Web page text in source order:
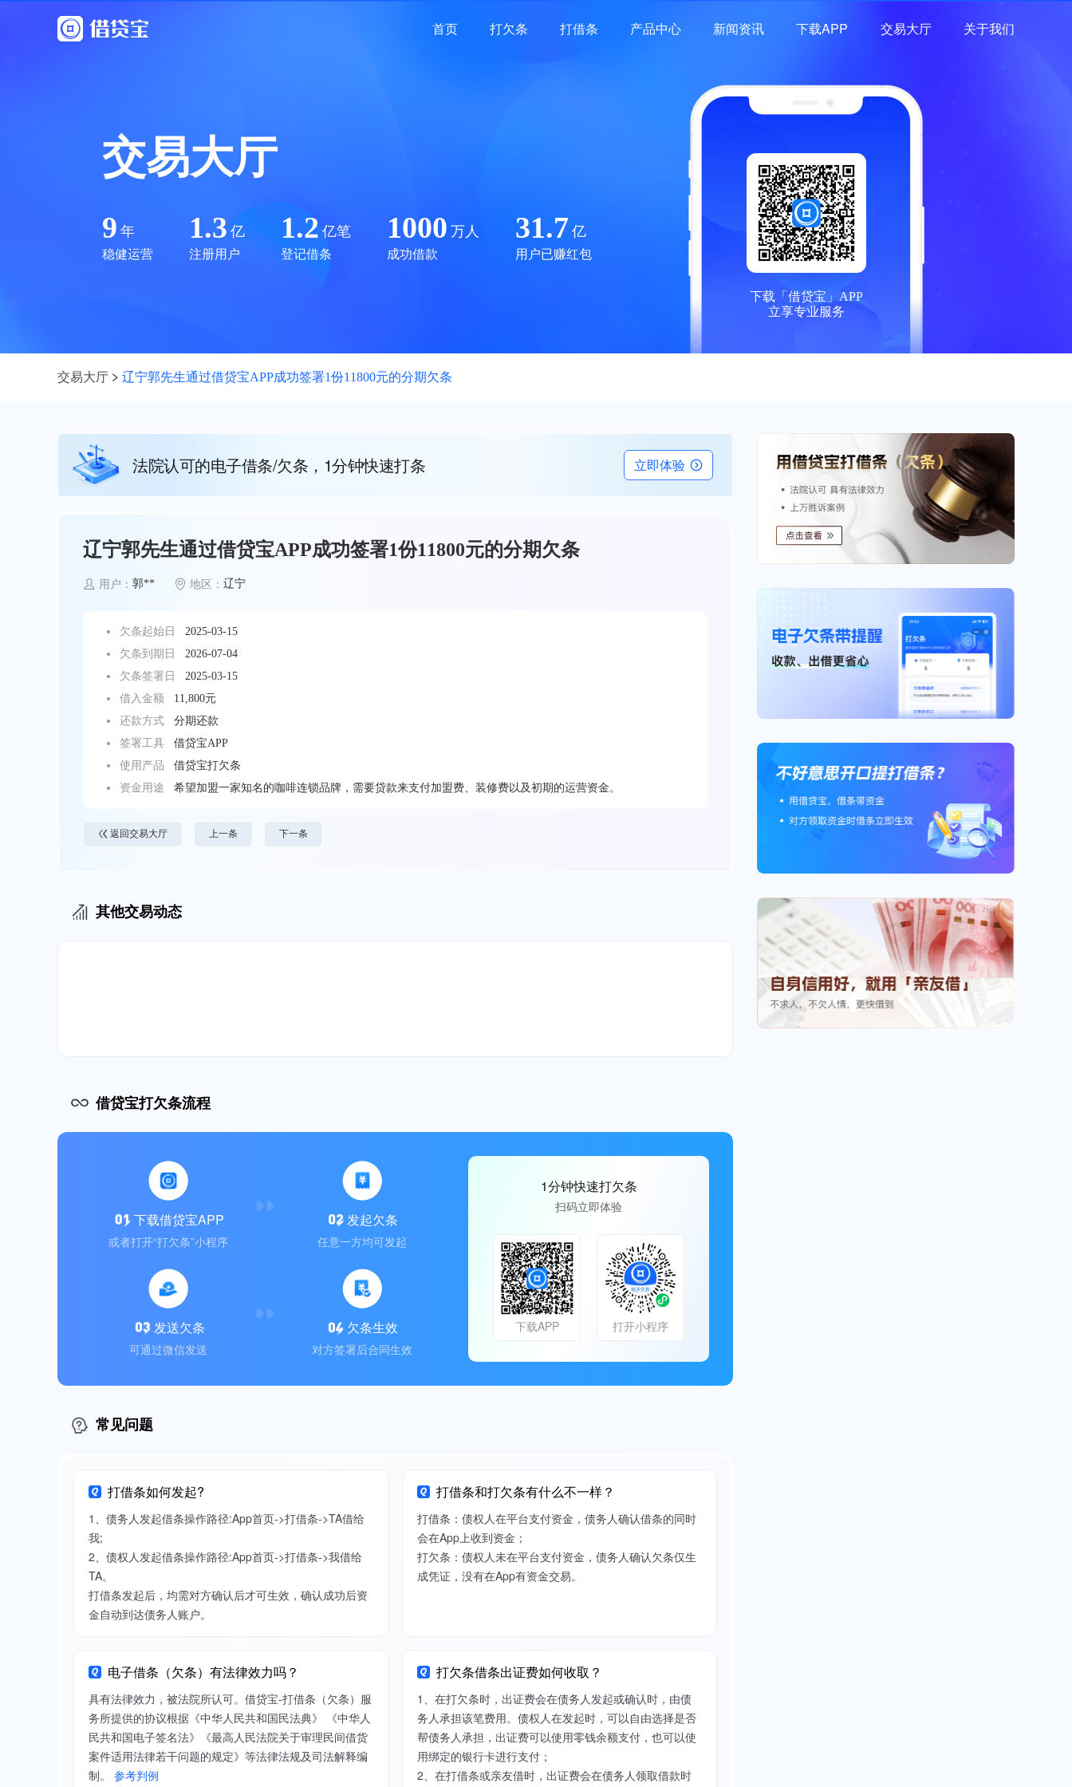
首页 打欠条 打借条 产品中心 新闻资讯 下载APP 交易大厅 关于我们
交易大厅
9 年
稳健运营
1.3 亿
注册用户
1.2 亿笔
登记借条
1000 万人
成功借款
31.7 亿
用户已赚红包
下载「借贷宝」APP
立享专业服务
交易大厅 辽宁郭先生通过借贷宝APP成功签署1份11800元的分期欠条
法院认可的电子借条/欠条，1分钟快速打条 立即体验
辽宁郭先生通过借贷宝APP成功签署1份11800元的分期欠条
用户： 郭** 地区： 辽宁
欠条起始日
2025-03-15
欠条到期日
2026-07-04
欠条签署日
2025-03-15
借入金额
11,800元
还款方式
分期还款
签署工具
借贷宝APP
使用产品
借贷宝打欠条
资金用途
希望加盟一家知名的咖啡连锁品牌，需要贷款来支付加盟费、装修费以及初期的运营资金。
返回交易大厅 上一条 下一条
其他交易动态
借贷宝打欠条流程
下载借贷宝APP
或者打开“打欠条”小程序
发起欠条
任意一方均可发起
发送欠条
可通过微信发送
欠条生效
对方签署后合同生效
1分钟快速打欠条
扫码立即体验
下载APP 打开小程序
常见问题
打借条如何发起?
1、债务人发起借条操作路径:App首页->打借条->TA借给
我;
2、债权人发起借条操作路径:App首页->打借条->我借给
TA。
打借条发起后，均需对方确认后才可生效，确认成功后资
金自动到达债务人账户。
打借条和打欠条有什么不一样？
打借条：债权人在平台支付资金，债务人确认借条的同时
会在App上收到资金；
打欠条：债权人未在平台支付资金，债务人确认欠条仅生
成凭证，没有在App有资金交易。
电子借条（欠条）有法律效力吗？
具有法律效力，被法院所认可。借贷宝-打借条（欠条）服
务所提供的协议根据《中华人民共和国民法典》 《中华人
民共和国电子签名法》《最高人民法院关于审理民间借货
案件适用法律若干问题的规定》等法律法规及司法解释编
制。 参考判例
打欠条借条出证费如何收取？
1、在打欠条时，出证费会在债务人发起或确认时，由债
务人承担该笔费用。债权人在发起时，可以自由选择是否
帮债务人承担，出证费可以使用零钱余额支付，也可以使
用绑定的银行卡进行支付；
2、在打借条或亲友借时，出证费会在债务人领取借款时